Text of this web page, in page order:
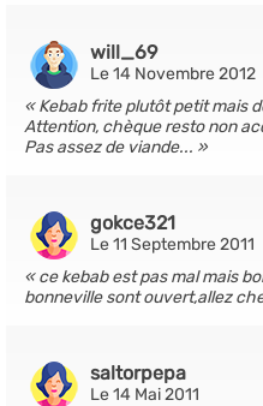
will_69
Le 14 Novembre 2012
Kebab frite plutôt petit mais
Attention, chèque resto non
Pas assez de viande...
gokce321
Le 11 Septembre 2011
ce kebab est pas mal mais
bonneville sont ouvert,allez
saltorpepa
Le 14 Mai 2011